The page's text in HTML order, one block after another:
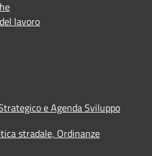
lavoro
e Agenda Sviluppo
stradale, Ordinanze